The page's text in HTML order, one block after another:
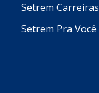
Setrem Carreiras
Setrem Pra Você